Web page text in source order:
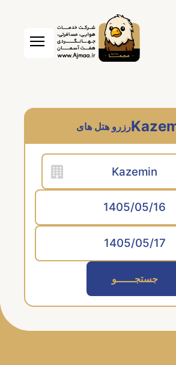
رزرو هتل های
Kazemin
جستجــــــو